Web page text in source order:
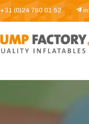
+31 (0)24 760 01 52